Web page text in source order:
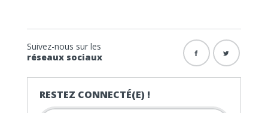
Suivez-nous sur les
réseaux sociaux
RESTEZ CONNECTÉ(E) !